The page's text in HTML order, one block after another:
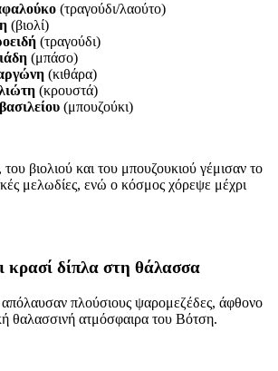
(τραγούδι/λαούτο)
(βιολί)
(τραγούδι)
(μπάσο)
(κιθάρα)
(κρουστά)
(μπουζούκι)
βιολιού και του μπουζουκιού γέμισαν το
μελωδίες, ενώ ο κόσμος χόρεψε μέχρι
κρασί δίπλα στη θάλασσα
πλούσιους ψαρομεζέδες, άφθονο
θαλασσινή ατμόσφαιρα του Βότση.